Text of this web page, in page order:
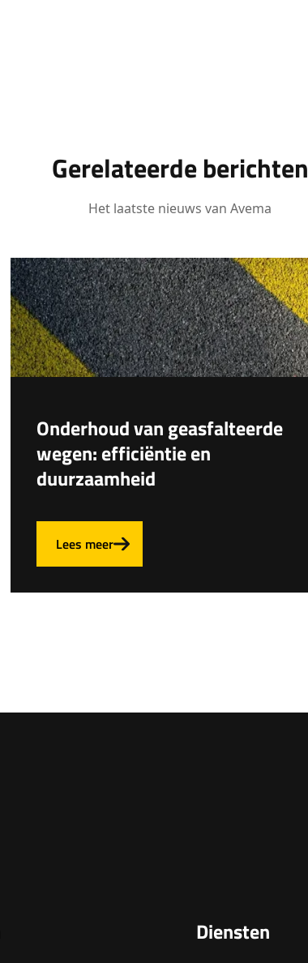
Gerelateerde berichten
Het laatste nieuws van Avema
Onderhoud van geasfalteerde
wegen: efficiëntie en
duurzaamheid
Lees meer
Diensten